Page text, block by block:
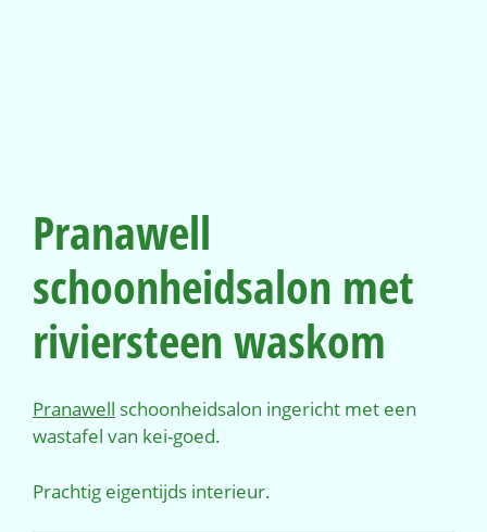
Pranawell
schoonheidsalon met
riviersteen waskom
Pranawell schoonheidsalon ingericht met een
wastafel van kei-goed.
Prachtig eigentijds interieur.